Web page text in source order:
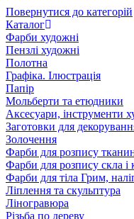
Повернутися до категорій
Каталог
Фарби художні
Пензлі художні
Полотна
Графіка. Ілюстрація
Папір
Мольберти та етюдники
Аксесуари, інструменти
Заготовки для
Золочення
Фарби для розпису
Фарби для розпису скла і
Фарби для тіла Грим,
Ліплення та скульптура
Ліногравюра
Різьба по дереву